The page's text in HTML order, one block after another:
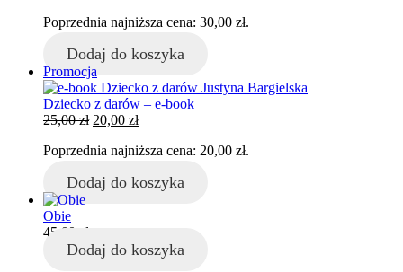
wynosiła:wynosi:
Poprzednia najniższa cena: 30,00 zł.
Dodaj do koszyka
Promocja
w
promocji
Dziecko z darów – e-book
25,00zł Pierwotna
wynosiła:
20,00 złAktualna
wynosi:
Poprzednia najniższa cena: 20,00 zł.
Dodaj do koszyka
Obie
45,00
zł
Dodaj do koszyka